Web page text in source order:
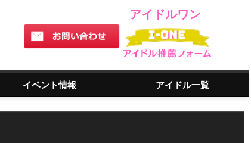
アイドルワン
イベント情報 アイドル一覧